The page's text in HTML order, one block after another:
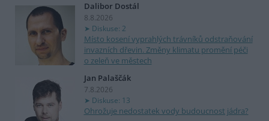
Dalibor Dostál
8.8.2026
Diskuse: 2
Místo kosení vyprahlých trávníků odstraňování
invazních dřevin. Změny klimatu promění péči
o zeleň ve městech
Jan Palaščák
7.8.2026
Diskuse: 13
Ohrožuje nedostatek vody budoucnost jádra?